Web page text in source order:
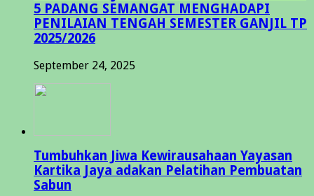
5 PADANG SEMANGAT MENGHADAPI
PENILAIAN TENGAH SEMESTER GANJIL TP
2025/2026
September 24, 2025
Tumbuhkan Jiwa Kewirausahaan Yayasan
Kartika Jaya adakan Pelatihan Pembuatan
Sabun